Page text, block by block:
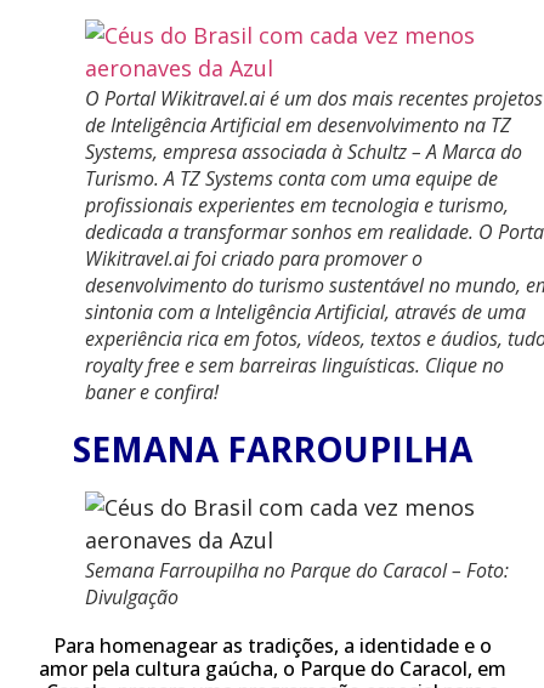
O Portal Wikitravel.ai é um dos mais recentes projetos
de Inteligência Artificial em desenvolvimento na TZ
Systems, empresa associada à Schultz – A Marca do
Turismo. A TZ Systems conta com uma equipe de
profissionais experientes em tecnologia e turismo,
dedicada a transformar sonhos em realidade. O
Wikitravel.ai foi criado para promover o
desenvolvimento do turismo sustentável no mundo,
sintonia com a Inteligência Artificial, através de uma
experiência rica em fotos, vídeos, textos e áudios,
royalty free e sem barreiras linguísticas. Clique no
baner e confira!
SEMANA FARROUPILHA
Semana Farroupilha no Parque do Caracol – Foto:
Divulgação
Para homenagear as tradições, a identidade e o
amor pela cultura gaúcha, o Parque do Caracol, em